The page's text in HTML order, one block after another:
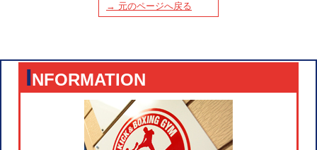
→ 元のページへ戻る
INFORMATION